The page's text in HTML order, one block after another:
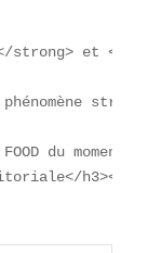
strong> et
street
du moment